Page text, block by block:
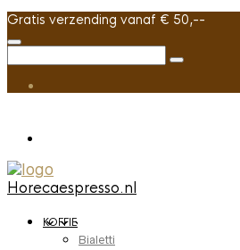
Gratis verzending vanaf € 50,--
Horecaespresso.nl
KOFFIE
Bialetti